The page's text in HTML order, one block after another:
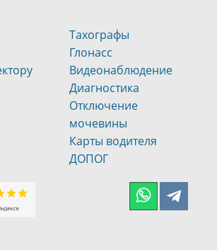
Тахографы
Глонасс
Видеонаблюдение
Диагностика
Отключение
мочевины
Карты водителя
ДОПОГ